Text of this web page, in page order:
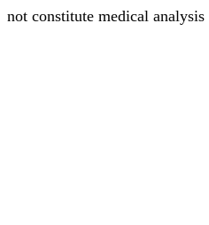
not constitute medical